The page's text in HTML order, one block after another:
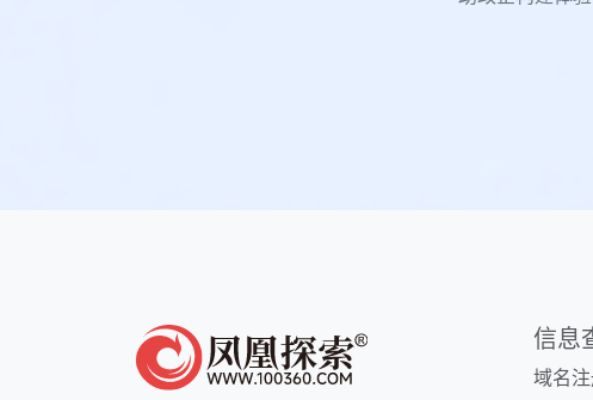
信息
域名